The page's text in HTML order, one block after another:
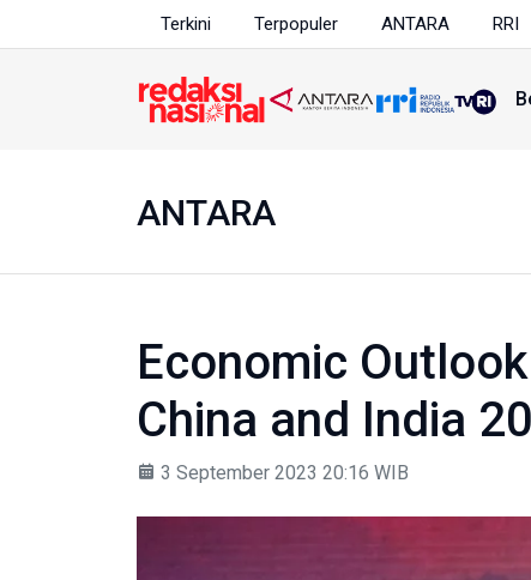
Terkini Terpopuler ANTARA RRI
ANTARA
Economic
China and India
3 September 2023 20:16 WIB